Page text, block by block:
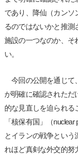
であり、降仙（カンソ
るのではないかと推
施設の一つなのか、そ
い。
今回の公開を通じて
が明確に確認されただ
的な見直しを迫られる
「核保有国」（
とイランの戦争とい
れほど真剣な外交的努